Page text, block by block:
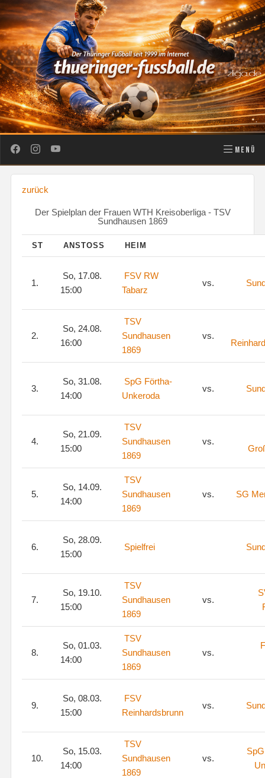
MENÜ
zurück
Der Spielplan der Frauen WTH Kreisoberliga - TSV
Sundhausen 1869
ST ANSTOSS HEIM
1.
So, 17.08.
15:00
FSV RW
Tabarz
vs.
2.
So, 24.08.
16:00
TSV
Sundhausen
1869
vs.
3.
So, 31.08.
14:00
SpG Förtha-
Unkeroda
vs.
4.
So, 21.09.
15:00
TSV
Sundhausen
1869
vs.
5.
So, 14.09.
14:00
TSV
Sundhausen
1869
vs. SG
6.
So, 28.09.
15:00
Spielfrei
7.
So, 19.10.
15:00
TSV
Sundhausen
1869
vs.
8.
So, 01.03.
14:00
TSV
Sundhausen
1869
vs.
9.
So, 08.03.
15:00
FSV
Reinhardsbrunn
vs.
10.
So, 15.03.
14:00
TSV
Sundhausen
1869
vs.